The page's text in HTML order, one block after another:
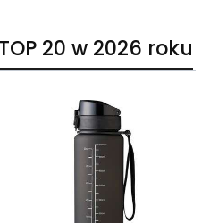
20 w 2026 roku